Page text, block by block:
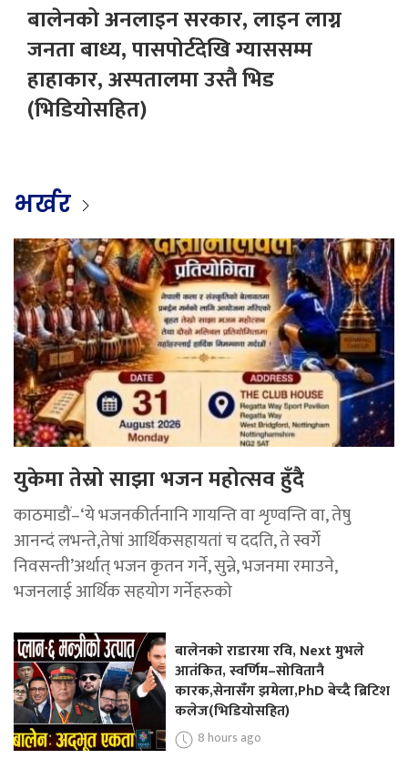
बालेनको अनलाइन सरकार, लाइन लाग्न
जनता बाध्य, पासपोर्टदेखि ग्याससम्म
हाहाकार, अस्पतालमा उस्तै भिड
(भिडियोसहित)
भर्खर
युकेमा तेस्रो साझा भजन महोत्सव हुँदै
काठमाडौं–‘ये भजनकीर्तनानि गायन्ति वा शृण्वन्ति वा, तेषु
आनन्दं लभन्ते,तेषां आर्थिकसहायतां च ददति, ते स्वर्गे
निवसन्ती’अर्थात् भजन कृतन गर्ने, सुन्ने, भजनमा रमाउने,
भजनलाई आर्थिक सहयोग गर्नेहरुको
बालेनको राडारमा रवि, Next मुभले
आतंकित, स्वर्णिम–सोवितानै
कारक,सेनासँग झमेला,PhD बेच्दै ब्रिटिश
कलेज(भिडियोसहित)
8 hours ago